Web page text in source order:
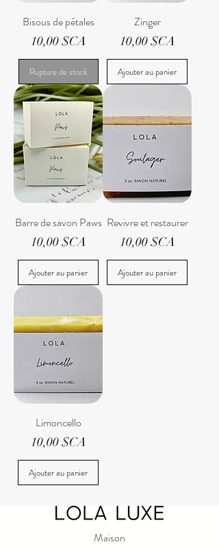
Bisous de pétales
Prix
10,00 $CA
Rupture de stock
Zinger
Prix
10,00 $CA
Ajouter au panier
Barre de savon Paws
Prix
10,00 $CA
Ajouter au panier
Revivre et restaurer
Prix
10,00 $CA
Ajouter au panier
Limoncello
Prix
10,00 $CA
Ajouter au panier
Maison